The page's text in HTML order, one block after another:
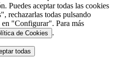
Puedes aceptar todas las cookies
rechazarlas todas pulsando
"Configurar". Para más
de Cookies .
todas